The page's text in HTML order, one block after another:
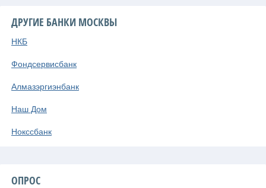
ДРУГИЕ БАНКИ МОСКВЫ
НКБ
Фондсервисбанк
Алмазэргиэнбанк
Наш Дом
Нокссбанк
ОПРОС